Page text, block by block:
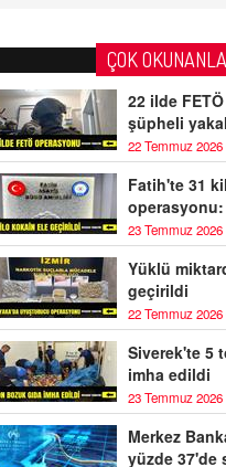
ÇOK
22 ilde
şüpheli
22 Temmuz
Fatih'te 31
23 Temmuz
Yüklü
geçirildi
22 Temmuz
Siverek'te 5
imha edildi
23 Temmuz
Merkez
yüzde 37'de